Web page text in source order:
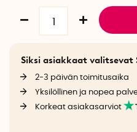
Siksi asiakkaat valitsevat
2-3 päivän toimitusaika
Yksilöllinen ja nopea
Korkeat asiakasarviot